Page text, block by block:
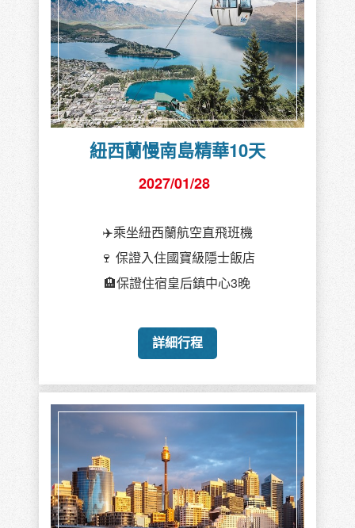
紐西蘭慢南島精華10天
2027/01/28
✈️乘坐紐西蘭航空直飛班機
🍷 保證入住國寶級隱士飯店
🏨保證住宿皇后鎮中心3晚
詳細行程